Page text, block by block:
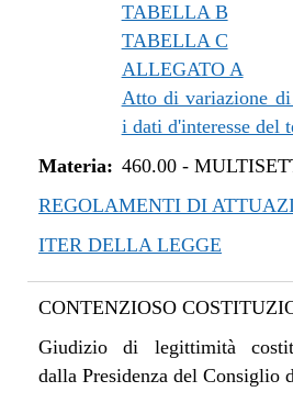
TABELLA B
TABELLA C
ALLEGATO A
Atto di variazione
i dati d'interesse del
Materia: 460.00-
REGOLAMENTI DI
ITER DELLA LEGGE
CONTENZIOSO
Giudizio di legittimità
dalla Presidenza del Consiglio